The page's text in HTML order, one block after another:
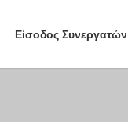
Είσοδος Συνεργατών